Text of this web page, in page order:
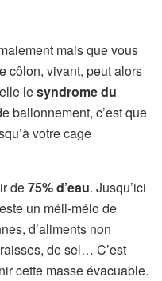
mais que vous
côlon, vivant, peut alors
lesyndrome du
ballonnement, c’est que
votre cage
de75% d’eau. Jusqu’ici
un méli-mélo de
d’aliments non
de sel… C’est
cette masse évacuable.